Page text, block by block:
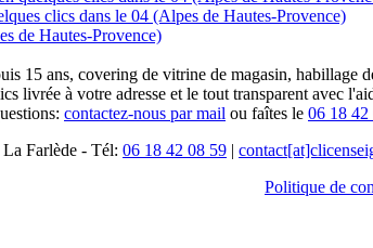
clics dans le 04 (Alpes de Hautes-Provence)
de Hautes-Provence)
15 ans, covering de vitrine de magasin,
livrée à votre adresse et le tout transparent avec
contactez-nous par mail ou faîtes le 06 18 42
La Farlède - Tél: 06 18 42 08 59 |
Politique de